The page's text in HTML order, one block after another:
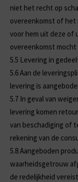
niet het recht op
overeenkomst of het
voor hem uit deze of
overeenkomst
5.5 Levering in
5.6Aan de
levering is
5.7 In geval van
levering komen
van beschadiging of
rekening van de
5.8Aangeboden
waarheidsgetrouw
de redelijkheid